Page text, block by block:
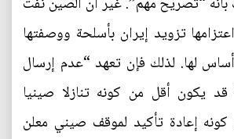
تزويد إيران بأسلحة ووصفتها
أساس لها. لذلك فإن تعهد “عدم إرسال
يكون أقل من كونه تنازلا صينيا
إعادة تأكيد لموقف صيني معلن